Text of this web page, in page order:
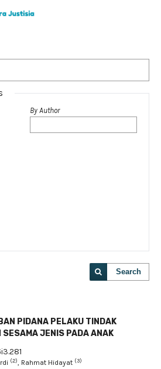
By Author
Search
PIDANA PELAKU TINDAK
JENIS PADA ANAK
(2), Rahmat Hidayat (3)